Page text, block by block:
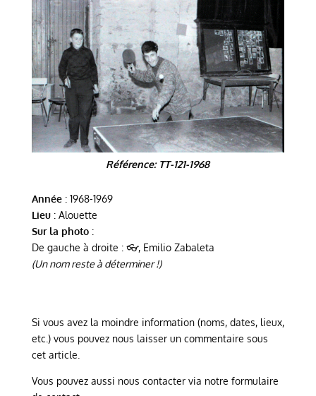
Référence: TT-121-1968
Année : 1968-1969
Lieu: Alouette
Sur la photo:
De gauche à droite : 👓, Emilio Zabaleta
(Un nom reste à déterminer !)
Si vous avez la moindre information (noms, dates, lieux,
etc.) vous pouvez nous laisser un commentaire sous
cet article.
Vous pouvez aussi nous contacter via notre formulaire